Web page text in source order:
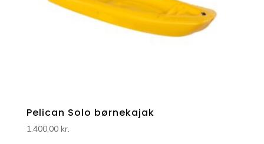
Pelican Solo børnekajak
1.400,00 kr.